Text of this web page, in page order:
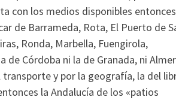
con los medios disponibles
de Barrameda, Rota, El Puerto de
Ronda, Marbella, Fuengirola,
Córdoba ni la de Granada, ni
y por la geografía, la del
la Andalucía de los «patios